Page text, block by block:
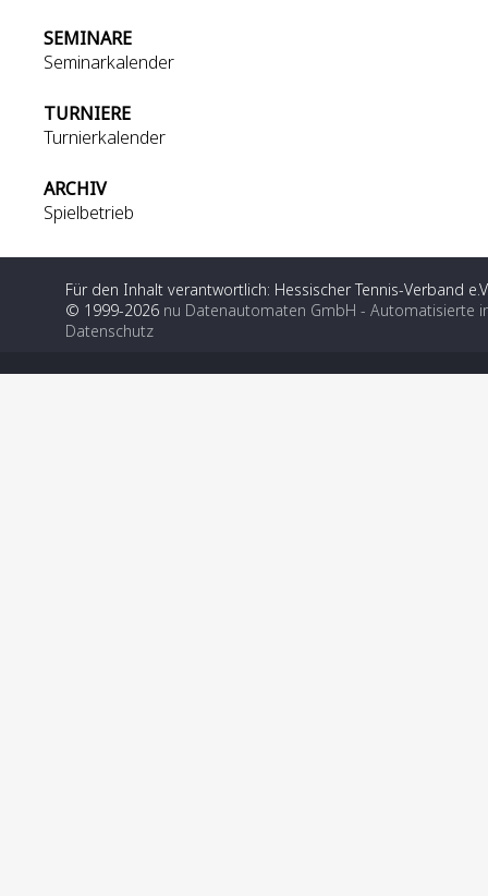
SEMINARE
Seminarkalender
TURNIERE
Turnierkalender
ARCHIV
Spielbetrieb
Für den Inhalt verantwortlich: Hessischer Tennis-Verband
© 1999-2026 nu Datenautomaten GmbH - Automatisierte
Datenschutz